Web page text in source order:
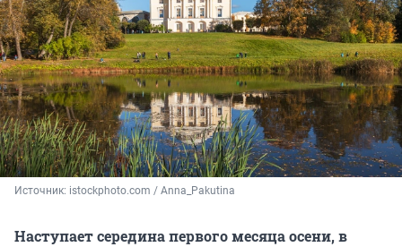
Источник: istockphoto.com / Anna_Pakutina
Наступает середина первого месяца осени, в